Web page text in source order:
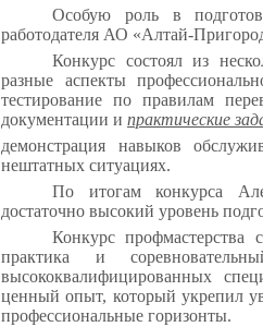
Особую роль в
работодателя АО «Алтай-
Конкурс состоял из
разные аспекты
тестирование по правилам
документации и практические
демонстрация навыков
нештатных ситуациях.
По итогам конкурса
достаточно высокий уровень
Конкурс профмастерства
практика и
высококвалифицированных
ценный опыт, который укрепил
профессиональные горизонты.